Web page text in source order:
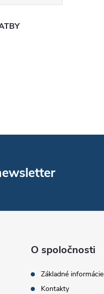
O spoločnosti
Základné informácie
Kontakty